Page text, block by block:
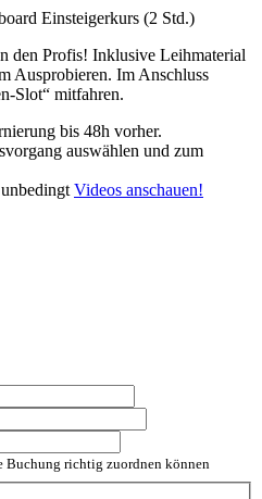
Einsteigerkurs (2 Std.)
den Profis! Inklusive Leihmaterial
Ausprobieren. Im Anschluss
Slot“ mitfahren.
bis 48h vorher.
auswählen und zum
Videos anschauen!
richtig zuordnen können